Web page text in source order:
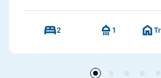
bed2 shower 1 home